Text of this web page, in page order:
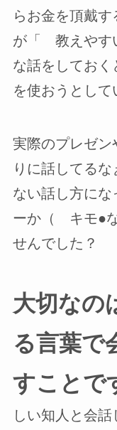
らお金を頂戴
が「 教えやす
な話をしてお
を使おうとして
実際のプレゼ
りに話してる
ない話し方にな
ーか（ キモ●
せんでした？
大切なの
る言葉で
すことで
しい知人と会